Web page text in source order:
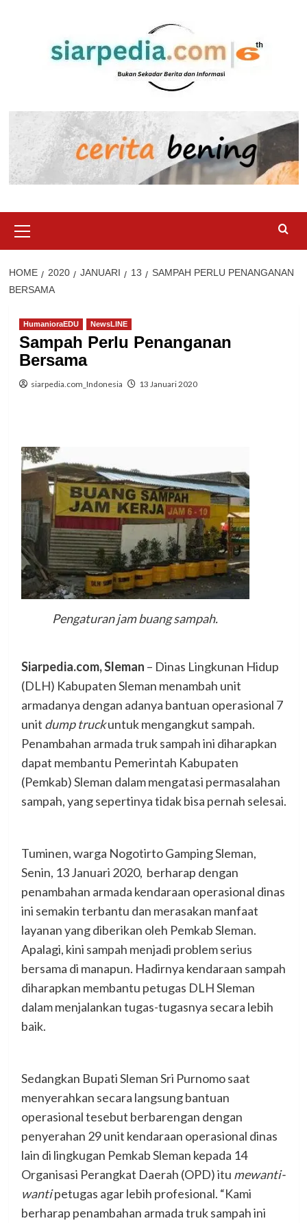
Menu
HOME 2020 JANUARI 13
SAMPAH PERLU PENANGANAN
BERSAMA
HumanioraEDU NewsLINE
Sampah Perlu Penanganan
Bersama
siarpedia.com_Indonesia 13 Januari 2020
Pengaturan jam buang sampah.
Siarpedia.com, Sleman – Dinas Lingkunan Hidup
(DLH) Kabupaten Sleman menambah unit
armadanya dengan adanya bantuan operasional 7
unit dump truckuntuk mengangkut sampah.
Penambahan armada truk sampah ini diharapkan
dapat membantu Pemerintah Kabupaten
(Pemkab) Sleman dalam mengatasi permasalahan
sampah, yang sepertinya tidak bisa pernah selesai.
Tuminen, warga Nogotirto Gamping Sleman,
Senin, 13 Januari 2020, berharap dengan
penambahan armada kendaraan operasional dinas
ini semakin terbantu dan merasakan manfaat
layanan yang diberikan oleh Pemkab Sleman.
Apalagi, kini sampah menjadi problem serius
bersama di manapun. Hadirnya kendaraan sampah
diharapkan membantu petugas DLH Sleman
dalam menjalankan tugas-tugasnya secara lebih
baik.
Sedangkan Bupati Sleman Sri Purnomo saat
menyerahkan secara langsung bantuan
operasional tesebut berbarengan dengan
penyerahan 29 unit kendaraan operasional dinas
lain di lingkugan Pemkab Sleman kepada 14
Organisasi Perangkat Daerah (OPD) itu mewanti-
wantipetugas agar lebih profesional. “Kami
berharap penambahan armada truk sampah ini